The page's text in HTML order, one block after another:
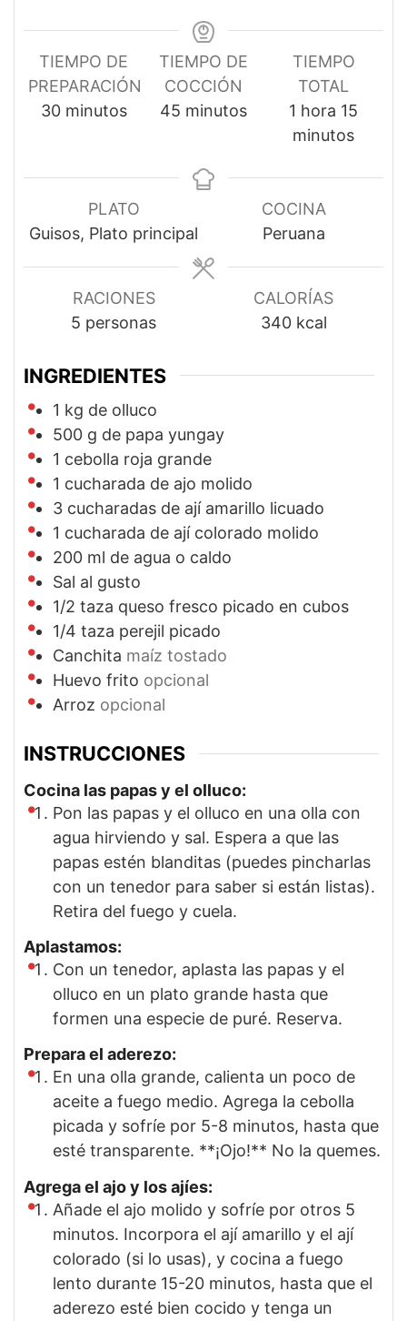
TIEMPO DE
PREPARACIÓN
30minutos
minutos
TIEMPO DE
COCCIÓN
45 minutos
minutos
TIEMPO
TOTAL
1 hora
hora 15
minutos
PLATO
Guisos, Plato principal
COCINA
Peruana
RACIONES
5 personas
CALORÍAS
340 kcal
INGREDIENTES
1 kg de olluco
500 g de papa yungay
1 cebolla roja grande
1 cucharada de ajo molido
3 cucharadas de ají amarillo licuado
1 cucharada de ají colorado molido
200 ml de agua o caldo
Sal al gusto
1/2 taza queso fresco picado en cubos
1/4 taza perejil picado
Canchita maíz tostado
Huevo frito opcional
Arroz opcional
INSTRUCCIONES
Cocina las papas y el olluco:
Pon las papas y el olluco en una olla con
agua hirviendo y sal. Espera a que las
papas estén blanditas (puedes pincharlas
con un tenedor para saber si están listas).
Retira del fuego y cuela.
Aplastamos:
Con un tenedor, aplasta las papas y el
olluco en un plato grande hasta que
formen una especie de puré. Reserva.
Prepara el aderezo:
En una olla grande, calienta un poco de
aceite a fuego medio. Agrega la cebolla
picada y sofríe por 5-8 minutos, hasta que
esté transparente. **¡Ojo!** No la quemes.
Agrega el ajo y los ajíes:
Añade el ajo molido y sofríe por otros 5
minutos. Incorpora el ají amarillo y el ají
colorado (si lo usas), y cocina a fuego
lento durante 15-20 minutos, hasta que el
aderezo esté bien cocido y tenga un